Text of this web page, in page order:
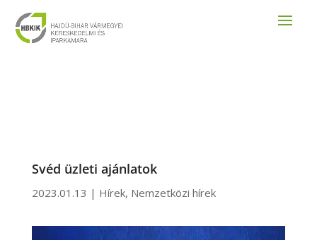
Svéd üzleti ajánlatok
2023.01.13 | Hírek, Nemzetközi hírek